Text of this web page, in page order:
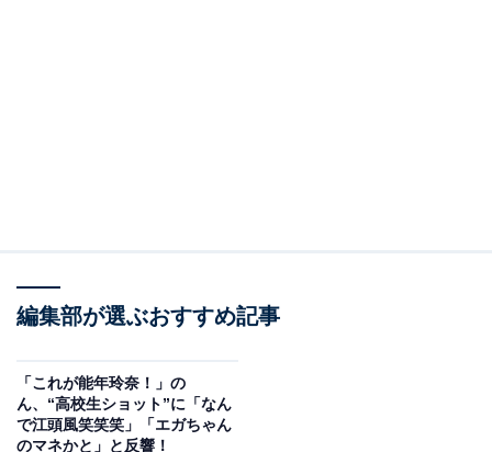
編集部が選ぶおすすめ記事
「これが能年玲奈！」の
ん、“高校生ショット”に「なん
で江頭風笑笑笑」「エガちゃん
のマネかと」と反響！